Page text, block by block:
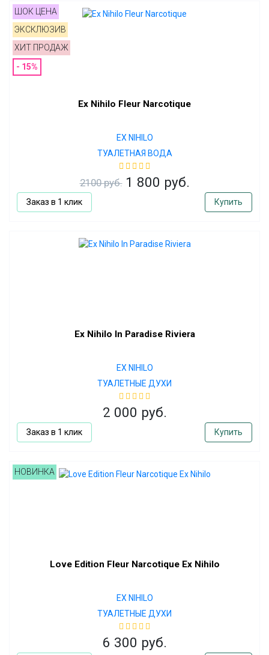
ШОК ЦЕНА
ЭКСКЛЮЗИВ
ХИТ ПРОДАЖ
- 15%
Ex Nihilo Fleur Narcotique
EX NIHILO
ТУАЛЕТНАЯ ВОДА
2100 руб. 1 800 руб.
Заказ в 1 клик Купить
Ex Nihilo In Paradise Riviera
EX NIHILO
ТУАЛЕТНЫЕ ДУХИ
2 000 руб.
Заказ в 1 клик Купить
НОВИНКА
Love Edition Fleur Narcotique Ex Nihilo
EX NIHILO
ТУАЛЕТНЫЕ ДУХИ
6 300 руб.